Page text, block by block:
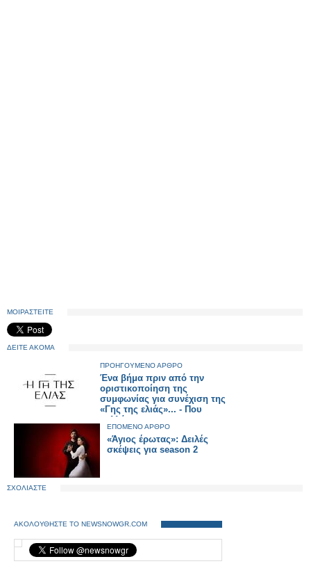
ΜΟΙΡΑΣΤΕΙΤΕ
ΔΕΙΤΕ ΑΚΟΜΑ
ΠΡΟΗΓΟΥΜΕΝΟ ΑΡΘΡΟ
Ένα βήμα πριν από την
οριστικοποίηση της
συμφωνίας για συνέχιση της
«Γης της ελιάς»... - Που
κολλάει;
ΕΠΟΜΕΝΟ ΑΡΘΡΟ
«Άγιος έρωτας»: Δειλές
σκέψεις για season 2
ΣΧΟΛΙΑΣΤΕ
ΑΚΟΛΟΥΘΗΣΤΕ ΤΟ NEWSNOWGR.COM